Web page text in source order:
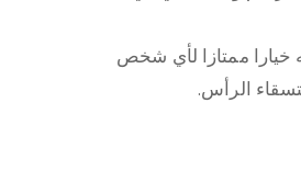
خيارا ممتازا لأي شخص
الرأس.